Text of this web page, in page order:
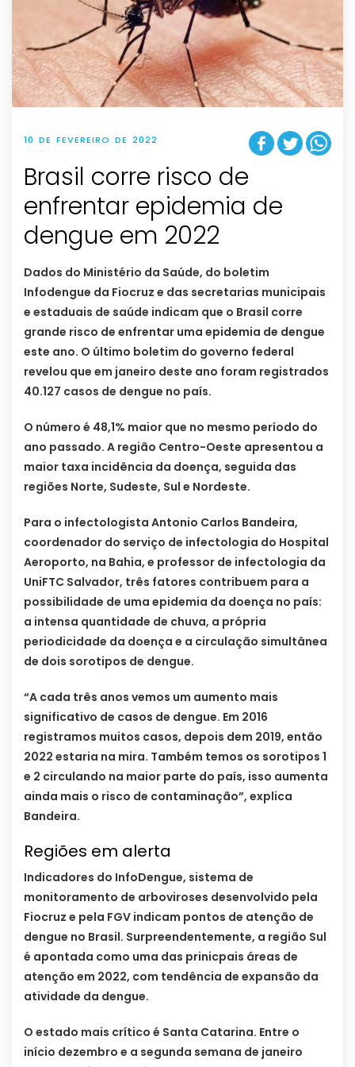
10 DE FEVEREIRO DE 2022
Brasil corre risco de
enfrentar epidemia de
dengue em 2022
Dados do Ministério da Saúde, do boletim
Infodengue da Fiocruz e das secretarias municipais
e estaduais de saúde indicam que o Brasil corre
grande risco de enfrentar uma epidemia de dengue
este ano. O último boletim do governo federal
revelou que em janeiro deste ano foram registrados
40.127 casos de dengue no país.
O número é 48,1% maior que no mesmo período do
ano passado. A região Centro-Oeste apresentou a
maior taxa incidência da doença, seguida das
regiões Norte, Sudeste, Sul e Nordeste.
Para o infectologista Antonio Carlos Bandeira,
coordenador do serviço de infectologia do Hospital
Aeroporto, na Bahia, e professor de infectologia da
UniFTC Salvador, três fatores contribuem para a
possibilidade de uma epidemia da doença no país:
a intensa quantidade de chuva, a própria
periodicidade da doença e a circulação simultânea
de dois sorotipos de dengue.
“A cada três anos vemos um aumento mais
significativo de casos de dengue. Em 2016
registramos muitos casos, depois dem 2019, então
2022 estaria na mira. Também temos os sorotipos 1
e 2 circulando na maior parte do país, isso aumenta
ainda mais o risco de contaminação”, explica
Bandeira.
Regiões em alerta
Indicadores do InfoDengue, sistema de
monitoramento de arboviroses desenvolvido pela
Fiocruz e pela FGV indicam pontos de atenção de
dengue no Brasil. Surpreendentemente, a região Sul
é apontada como uma das prinicpais áreas de
atenção em 2022, com tendência de expansão da
atividade da dengue.
O estado mais crítico é Santa Catarina. Entre o
início dezembro e a segunda semana de janeiro